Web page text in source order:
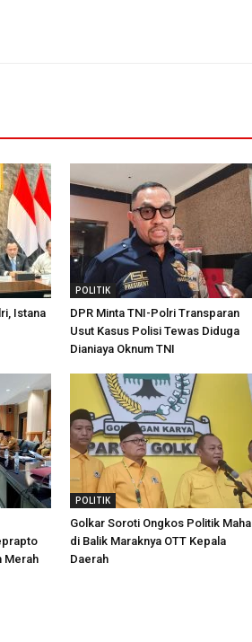
Istana
POLITIK
DPR Minta TNI-Polri Transparan
Usut Kasus Polisi Tewas Diduga
Dianiaya Oknum TNI
Merah
POLITIK
Golkar Soroti Ongkos Politik Mahal
di Balik Maraknya OTT Kepala
Daerah